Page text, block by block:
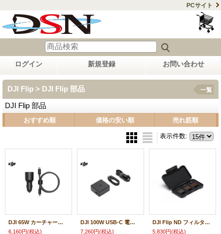
PCサイト
ログイン 新規登録 お問い合わせ
DJI Flip > DJI Flip 部品
DJI Flip 部品
一覧
おすすめ順 価格の安い順 売れ筋順
表示件数:
DJI 65W カーチャージャー【Mavic 3シリーズ/Air 3シリーズ/DJI Avata 2/DJI Neo/DJI Flip】19743
6,160円(税込)
DJI 100W USB-C 電源アダプター 【DJI Matrice 4】【DJI Mavic 3シリーズ】【DJI Flip】19849
7,260円(税込)
DJI Flip ND フィルターセット(ND16/64/256)【DJI Flip】22948
5,830円(税込)